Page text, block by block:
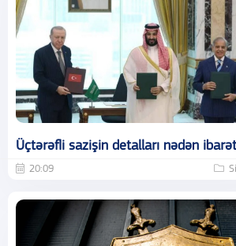
Üçtərəfli sazişin detalları nədən
20:09